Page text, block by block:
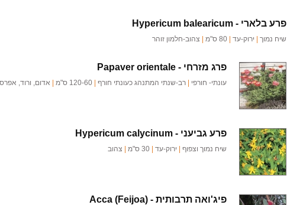
פרע בלארי -Hypericum balearicum
שיח נמוך ירוק-עד 80 ס"מ צהוב-חלמון זוהר
פרג מזרחי -Papaver orientale
עונתי- חורפי רב-שנתי המתנהג כעונתי חורף 120-60 ס"מ אדום, ורוד,
פרע גביעני -Hypericum calycinum
שיח נמוך וצפוף ירוק-עד 30 ס"מ צהוב
פיג'ואה תרבותית -Acca (Feijoa)